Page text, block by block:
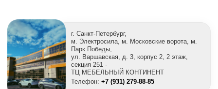
г. Санкт-Петербург,
м. Электросила, м. Московские ворота, м.
Парк Победы,
ул. Варшавская, д. 3, корпус 2, 2 этаж,
секция 251 -
ТЦ МЕБЕЛЬНЫЙ КОНТИНЕНТ
Телефон: +7 (931) 279-88-85